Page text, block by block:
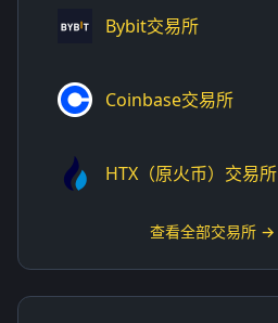
Bybit交易所
Coinbase交易所
HTX（原火币）交易所
查看全部交易所 →